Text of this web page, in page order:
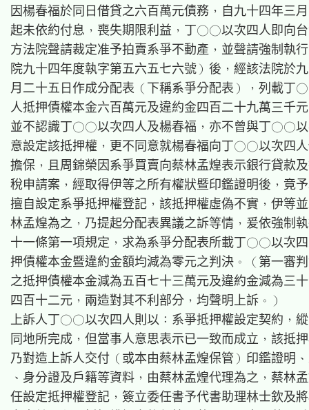
因楊春福於同日借貸之六百萬元債務，自九十四年三
起未依約付息，喪失期限利益，丁○○以次四人即向
方法院聲請裁定准予拍賣系爭不動產，並聲請強制執
院九十四年度執字第五六五七六號）後，經該法院於
月二十五日作成分配表（下稱系爭分配表），列載丁
人抵押債權本金六百萬元及違約金四百二十九萬三千
並不認識丁○○以次四人及楊春福，亦不曾與丁○○以
意設定該抵押權，更不同意就楊春福向丁○○以次四
擔保，且周錦榮因系爭買賣向蔡林孟煌表示銀行貸款
稅申請案，經取得伊等之所有權狀暨印鑑證明後，竟
擅自設定系爭抵押權登記，該抵押權虛偽不實，伊等
林孟煌為之，乃提起分配表異議之訴等情，爰依強制
十一條第一項規定，求為系爭分配表所載丁○○以次
押債權本金暨違約金額均減為零元之判決。（第一審
之抵押債權本金減為五百七十三萬元及違約金減為三
四百十二元，兩造對其不利部分，均聲明上訴。）
上訴人丁○○以次四人則以：系爭抵押權設定契約，
同地所完成，但當事人意思表示已一致而成立，該抵
乃對造上訴人交付（或本由蔡林孟煌保管）印鑑證明
、身分證及戶籍等資料，由蔡林孟煌代理為之，蔡林
任設定抵押權登記，簽立委任書予代書助理林士欽及